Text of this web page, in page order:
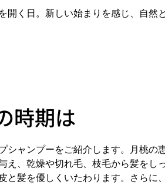
開く日。新しい始まりを感じ、自
時期は
シャンプーをご紹介します。月桃の
え、乾燥や切れ毛、枝毛から髪を
と髪を優しくいたわります。さら